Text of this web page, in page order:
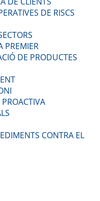
DE RISCS
PREMIER
DE PRODUCTES
CONTRA EL